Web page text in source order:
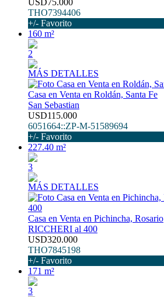
USD75.000
THO7394406
+/- Favorito
160 m²
2
MÁS DETALLES
Casa en Venta en Roldán, Santa Fe
San Sebastian
USD115.000
6051664::ZP-M-51589694
+/- Favorito
227.40 m²
3
MÁS DETALLES
Casa en Venta en Pichincha, Rosario
RICCHERI al 400
USD320.000
THO7845198
+/- Favorito
171 m²
3